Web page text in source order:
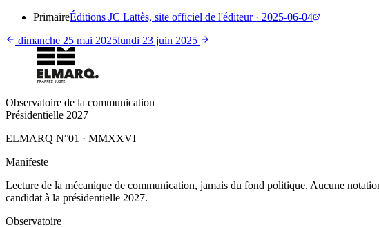
PrimaireÉditions JC Lattès, site officiel de l'éditeur· 2025-06-04
dimanche 25 mai 2025lundi 23 juin 2025
Observatoire de la communication
Présidentielle 2027
ELMARQ N°01 · MMXXVI
Manifeste
Lecture de la mécanique de communication, jamais du fond politique. Aucune
candidat à la présidentielle 2027.
Observatoire